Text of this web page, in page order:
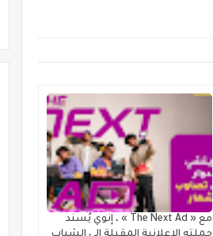
مع « The Next Ad » ، إنوي يُسند